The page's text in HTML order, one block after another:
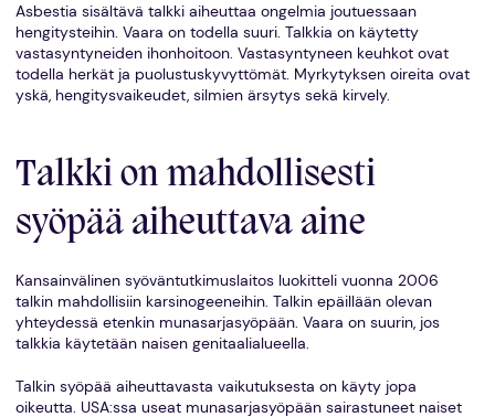
Asbestia sisältävä talkki aiheuttaa ongelmia joutuessaan
hengitysteihin. Vaara on todella suuri. Talkkia on käytetty
vastasyntyneiden ihonhoitoon. Vastasyntyneen keuhkot ovat
todella herkät ja puolustuskyvyttömät. Myrkytyksen oireita ovat
yskä, hengitysvaikeudet, silmien ärsytys sekä kirvely.
Talkki on mahdollisesti
syöpää aiheuttava aine
Kansainvälinen syöväntutkimuslaitos luokitteli vuonna 2006
talkin mahdollisiin karsinogeeneihin. Talkin epäillään olevan
yhteydessä etenkin munasarjasyöpään. Vaara on suurin, jos
talkkia käytetään naisen genitaalialueella.
Talkin syöpää aiheuttavasta vaikutuksesta on käyty jopa
oikeutta. USA:ssa useat munasarjasyöpään sairastuneet naiset